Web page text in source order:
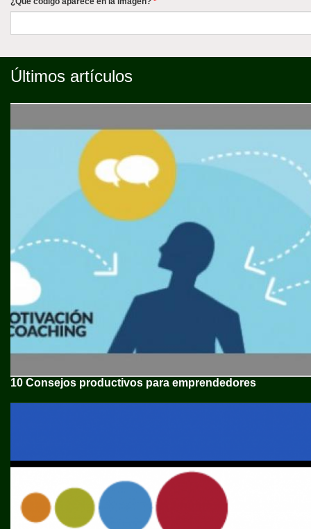
Últimos artículos
10 Consejos productivos para emprendedores